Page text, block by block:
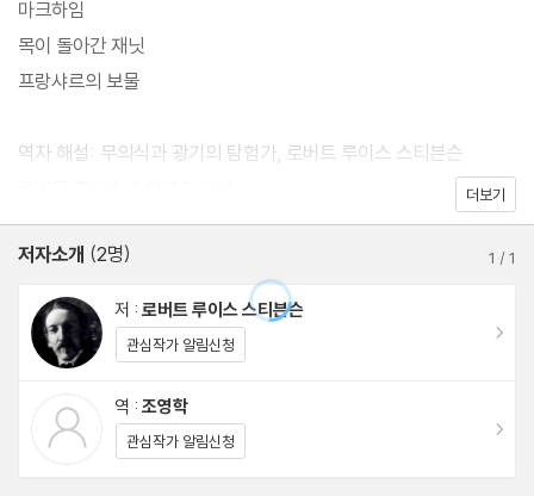
또한 선천적으로 허약했던 탓에 항해와 여행을 즐겼던 젊은 시절은
그에게 또 다른 상상력의 원천이 되었다. 『지킬 박사와 하이드 씨』에
기묘하고도 놀라운 이야기들이다.
마크하임
목이 돌아간 재닛
프랑샤르의 보물
역자 해설: 무의식과 광기의 탐험가, 로버트 루이스 스티븐슨
더보기
저자소개 (2명) 1 /1
저 : 로버트 루이스 스티븐슨
관심작가 알림신청
역 : 조영학
관심작가 알림신청